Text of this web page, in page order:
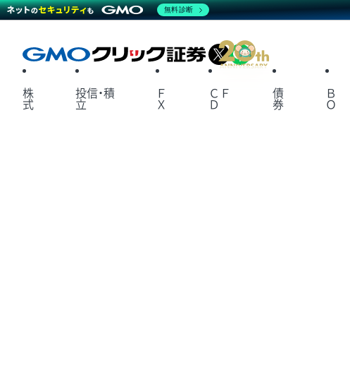
X
株
式
投信・積
立
Ｆ
Ｘ
ＣＦ
Ｄ
債
券
Ｂ
Ｏ
無料診断